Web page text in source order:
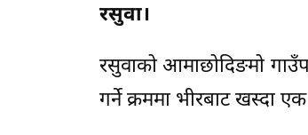
रसुवा।
रसुवाको आमाछोदिङमो
गर्ने क्रममा भीरबाट खस्दा